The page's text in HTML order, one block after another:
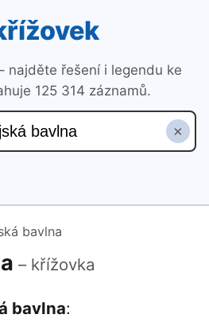
najděte řešení i legendu ke
125 314 záznamů.
×
bavlna
– křížovka
bavlna: